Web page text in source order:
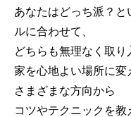
あなたはどっち派？と
ルに合わせて、
どちらも無理なく取り
家を心地よい場所に変
さまざまな方向から
コツやテクニックを教